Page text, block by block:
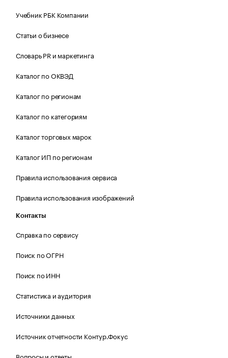
Учебник РБК Компании
Статьи о бизнесе
Словарь PR и маркетинга
Каталог по ОКВЭД
Каталог по регионам
Каталог по категориям
Каталог торговых марок
Каталог ИП по регионам
Правила использования сервиса
Правила использования изображений
Контакты
Справка по сервису
Поиск по ОГРН
Поиск по ИНН
Статистика и аудитория
Источники данных
Источник отчетности Контур.Фокус